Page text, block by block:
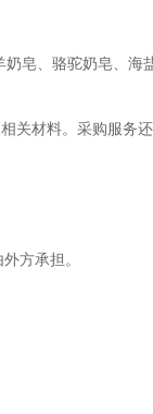
皂、骆驼奶皂、
关材料。采购服务
方承担。